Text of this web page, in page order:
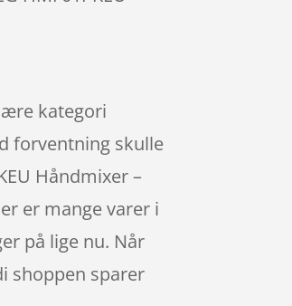
kategori
forventning skulle
Håndmixer –
er mange varer i
på lige nu. Når
shoppen sparer